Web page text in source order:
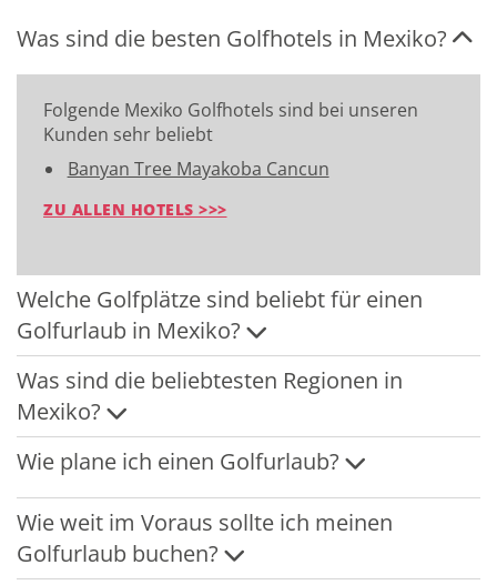
Was sind die besten Golfhotels in Mexiko?
Folgende Mexiko Golfhotels sind bei unseren
Kunden sehr beliebt
Banyan Tree Mayakoba Cancun
ZU ALLEN HOTELS >>>
Welche Golfplätze sind beliebt für einen
Golfurlaub in Mexiko?
Was sind die beliebtesten Regionen in
Mexiko?
Wie plane ich einen Golfurlaub?
Wie weit im Voraus sollte ich meinen
Golfurlaub buchen?